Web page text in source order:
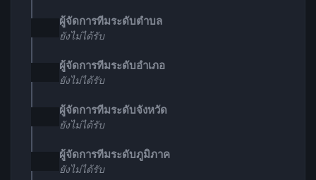
ผู้จัดการทีมระดับตำบล
ยังไม่ได้รับ
ผู้จัดการทีมระดับอำเภอ
ยังไม่ได้รับ
ผู้จัดการทีมระดับจังหวัด
ยังไม่ได้รับ
ผู้จัดการทีมระดับภูมิภาค
ยังไม่ได้รับ